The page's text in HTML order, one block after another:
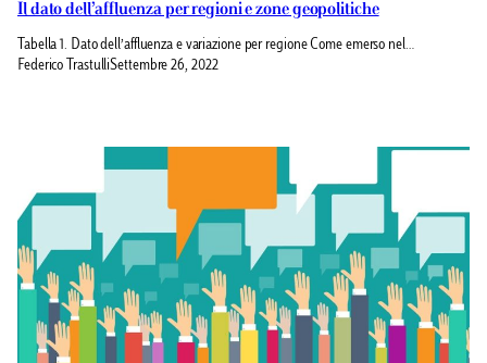
Il dato dell’affluenza per regioni e zone geopolitiche
Tabella 1. Dato dell’affluenza e variazione per regione Come emerso nel…
Federico TrastulliSettembre 26, 2022